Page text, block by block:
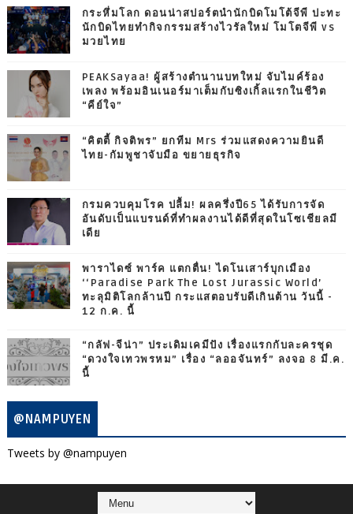
กระหึ่มโลก ดอนน่าสปอร์ตนำนักบิดโมโต้จีพี ปะทะ
นักบิดไทยทำกิจกรรมสร้างไวรัลใหม่ โมโตจีพี vs
มวยไทย
PEAKSayaa! ผู้สร้างตำนานบทใหม่ จับไมค์ร้อง
เพลง พร้อมอินเนอร์มาเต็มกับซิงเกิ้ลแรกในชีวิต
“คีย์ใจ”
“คิตตี้ กิจติพร” ยกทีม Mrs ร่วมแสดงความยินดี
ไทย-กัมพูชาจับมือ ขยายธุรกิจ
กรมควบคุมโรค ปลื้ม! ผลครึ่งปี65 ได้รับการจัด
อันดับเป็นแบรนด์ที่ทำผลงานได้ดีที่สุดในโซเชียลมี
เดีย
พาราไดซ์ พาร์ค แตกตื่น! ไดโนเสาร์บุกเมือง
‘‘Paradise Park The Lost Jurassic World’
ทะลุมิติโลกล้านปี กระแสตอบรับดีเกินต้าน วันนี้ -
12 ก.ค. นี้
“กลัฟ-จีน่า” ประเดิมเคมีปัง เรื่องแรกกับละครชุด
“ดวงใจเทวพรหม” เรื่อง “ลออจันทร์” ลงจอ 8 มี.ค.
นี้
@NAMPUYEN
Tweets by @nampuyen